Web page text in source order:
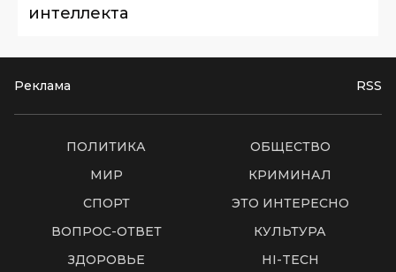
интеллекта
Реклама RSS
ПОЛИТИКА
ОБЩЕСТВО
МИР
КРИМИНАЛ
СПОРТ
ЭТО ИНТЕРЕСНО
ВОПРОС-ОТВЕТ
КУЛЬТУРА
ЗДОРОВЬЕ
HI-TECH